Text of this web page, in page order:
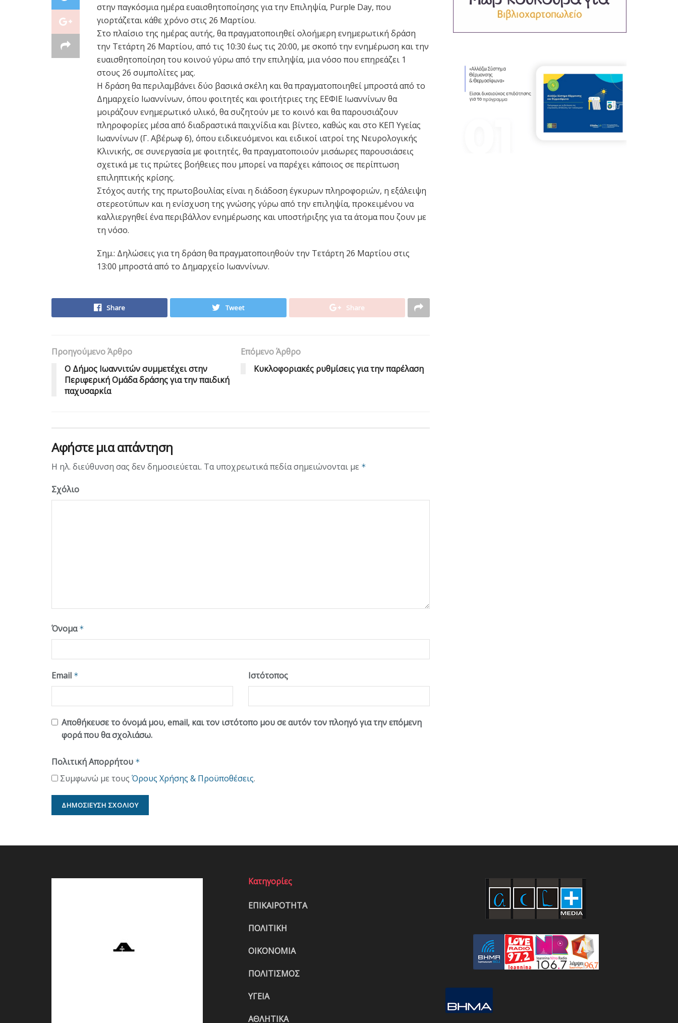
στην παγκόσμια ημέρα ευαισθητοποίησης για την Επιληψία, Purple Day, που
γιορτάζεται κάθε χρόνο στις 26 Μαρτίου.
Στο πλαίσιο της ημέρας αυτής, θα πραγματοποιηθεί ολοήμερη ενημερωτική δράση
την Τετάρτη 26 Μαρτίου, από τις 10:30 έως τις 20:00, με σκοπό την ενημέρωση και την
ευαισθητοποίηση του κοινού γύρω από την επιληψία, μια νόσο που επηρεάζει 1
στους 26 συμπολίτες μας.
Η δράση θα περιλαμβάνει δύο βασικά σκέλη και θα πραγματοποιηθεί μπροστά από το
Δημαρχείο Ιωαννίνων, όπου φοιτητές και φοιτήτριες της ΕΕΦΙΕ Ιωαννίνων θα
μοιράζουν ενημερωτικό υλικό, θα συζητούν με το κοινό και θα παρουσιάζουν
πληροφορίες μέσα από διαδραστικά παιχνίδια και βίντεο, καθώς και στο ΚΕΠ Υγείας
Ιωαννίνων (Γ. Αβέρωφ 6), όπου ειδικευόμενοι και ειδικοί ιατροί της Νευρολογικής
Κλινικής, σε συνεργασία με φοιτητές, θα πραγματοποιούν μισάωρες παρουσιάσεις
σχετικά με τις πρώτες βοήθειες που μπορεί να παρέχει κάποιος σε περίπτωση
επιληπτικής κρίσης.
Στόχος αυτής της πρωτοβουλίας είναι η διάδοση έγκυρων πληροφοριών, η εξάλειψη
στερεοτύπων και η ενίσχυση της γνώσης γύρω από την επιληψία, προκειμένου να
καλλιεργηθεί ένα περιβάλλον ενημέρωσης και υποστήριξης για τα άτομα που ζουν με
τη νόσο.
Σημ.: Δηλώσεις για τη δράση θα πραγματοποιηθούν την Τετάρτη 26 Μαρτίου στις
13:00 μπροστά από το Δημαρχείο Ιωαννίνων.
Share Tweet Share
Προηγούμενο Άρθρο
Ο Δήμος Ιωαννιτών συμμετέχει στην
Περιφερική Ομάδα δράσης για την παιδική
παχυσαρκία
Επόμενο Άρθρο
Kυκλοφοριακές ρυθμίσεις για την παρέλαση
Αφήστε μια απάντηση
Η ηλ. διεύθυνση σας δεν δημοσιεύεται. Τα υποχρεωτικά πεδία σημειώνονται με *
Σχόλιο
Όνομα *
Email * Ιστότοπος
Αποθήκευσε το όνομά μου, email, και τον ιστότοπο μου σε αυτόν τον πλοηγό για την επόμενη
φορά που θα σχολιάσω.
Πολιτική Απορρήτου *
Συμφωνώ με τους Όρους Χρήσης & Προϋποθέσεις.
Κατηγορίες
ΕΠΙΚΑΙΡΟΤΗΤΑ
ΠΟΛΙΤΙΚΗ
ΟΙΚΟΝΟΜΙΑ
ΠΟΛΙΤΙΣΜΟΣ
ΥΓΕΙΑ
ΑΘΛΗΤΙΚΑ